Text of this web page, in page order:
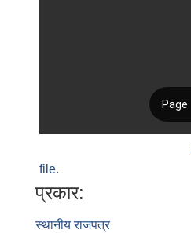
file.
प्रकार:
स्थानीय राजपत्र